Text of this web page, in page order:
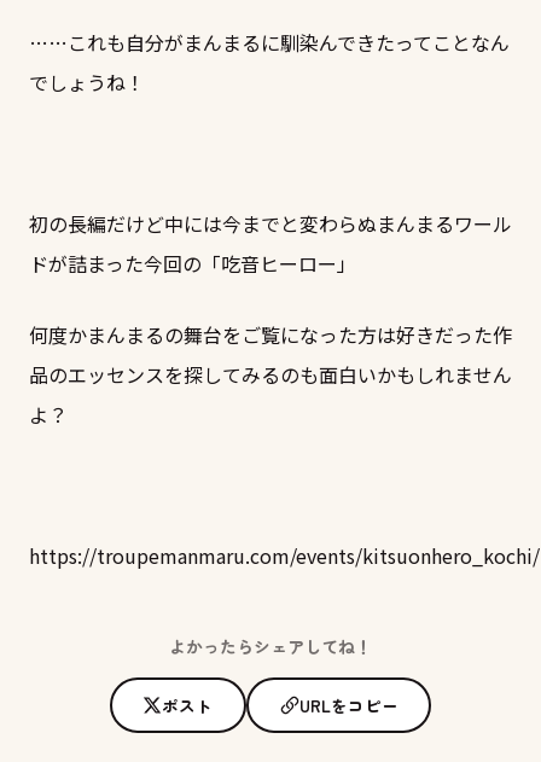
……これも自分がまんまるに馴染んできたってことなん
でしょうね！
初の長編だけど中には今までと変わらぬまんまるワール
ドが詰まった今回の「吃音ヒーロー」
何度かまんまるの舞台をご覧になった方は好きだった作
品のエッセンスを探してみるのも面白いかもしれません
よ？
https://troupemanmaru.com/events/kitsuonhero_kochi/
よかったらシェアしてね！
ポスト URLをコピー